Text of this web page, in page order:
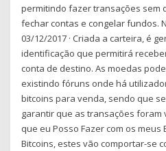
permitindo fazer transações sem
fechar contas e congelar fundos.
03/12/2017 · Criada a carteira, é
identificação que permitirá
conta de destino. As moedas
existindo fóruns onde há
bitcoins para venda, sendo que
garantir que as transações foram
que eu Posso Fazer com os meus
Bitcoins, estes vão comportar-se